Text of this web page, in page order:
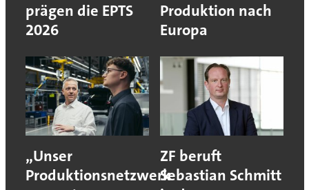
prägen die EPTS
2026
Produktion nach
Europa
„Unser
Produktionsnetzwerk
ZF beruft
Sebastian Schmitt